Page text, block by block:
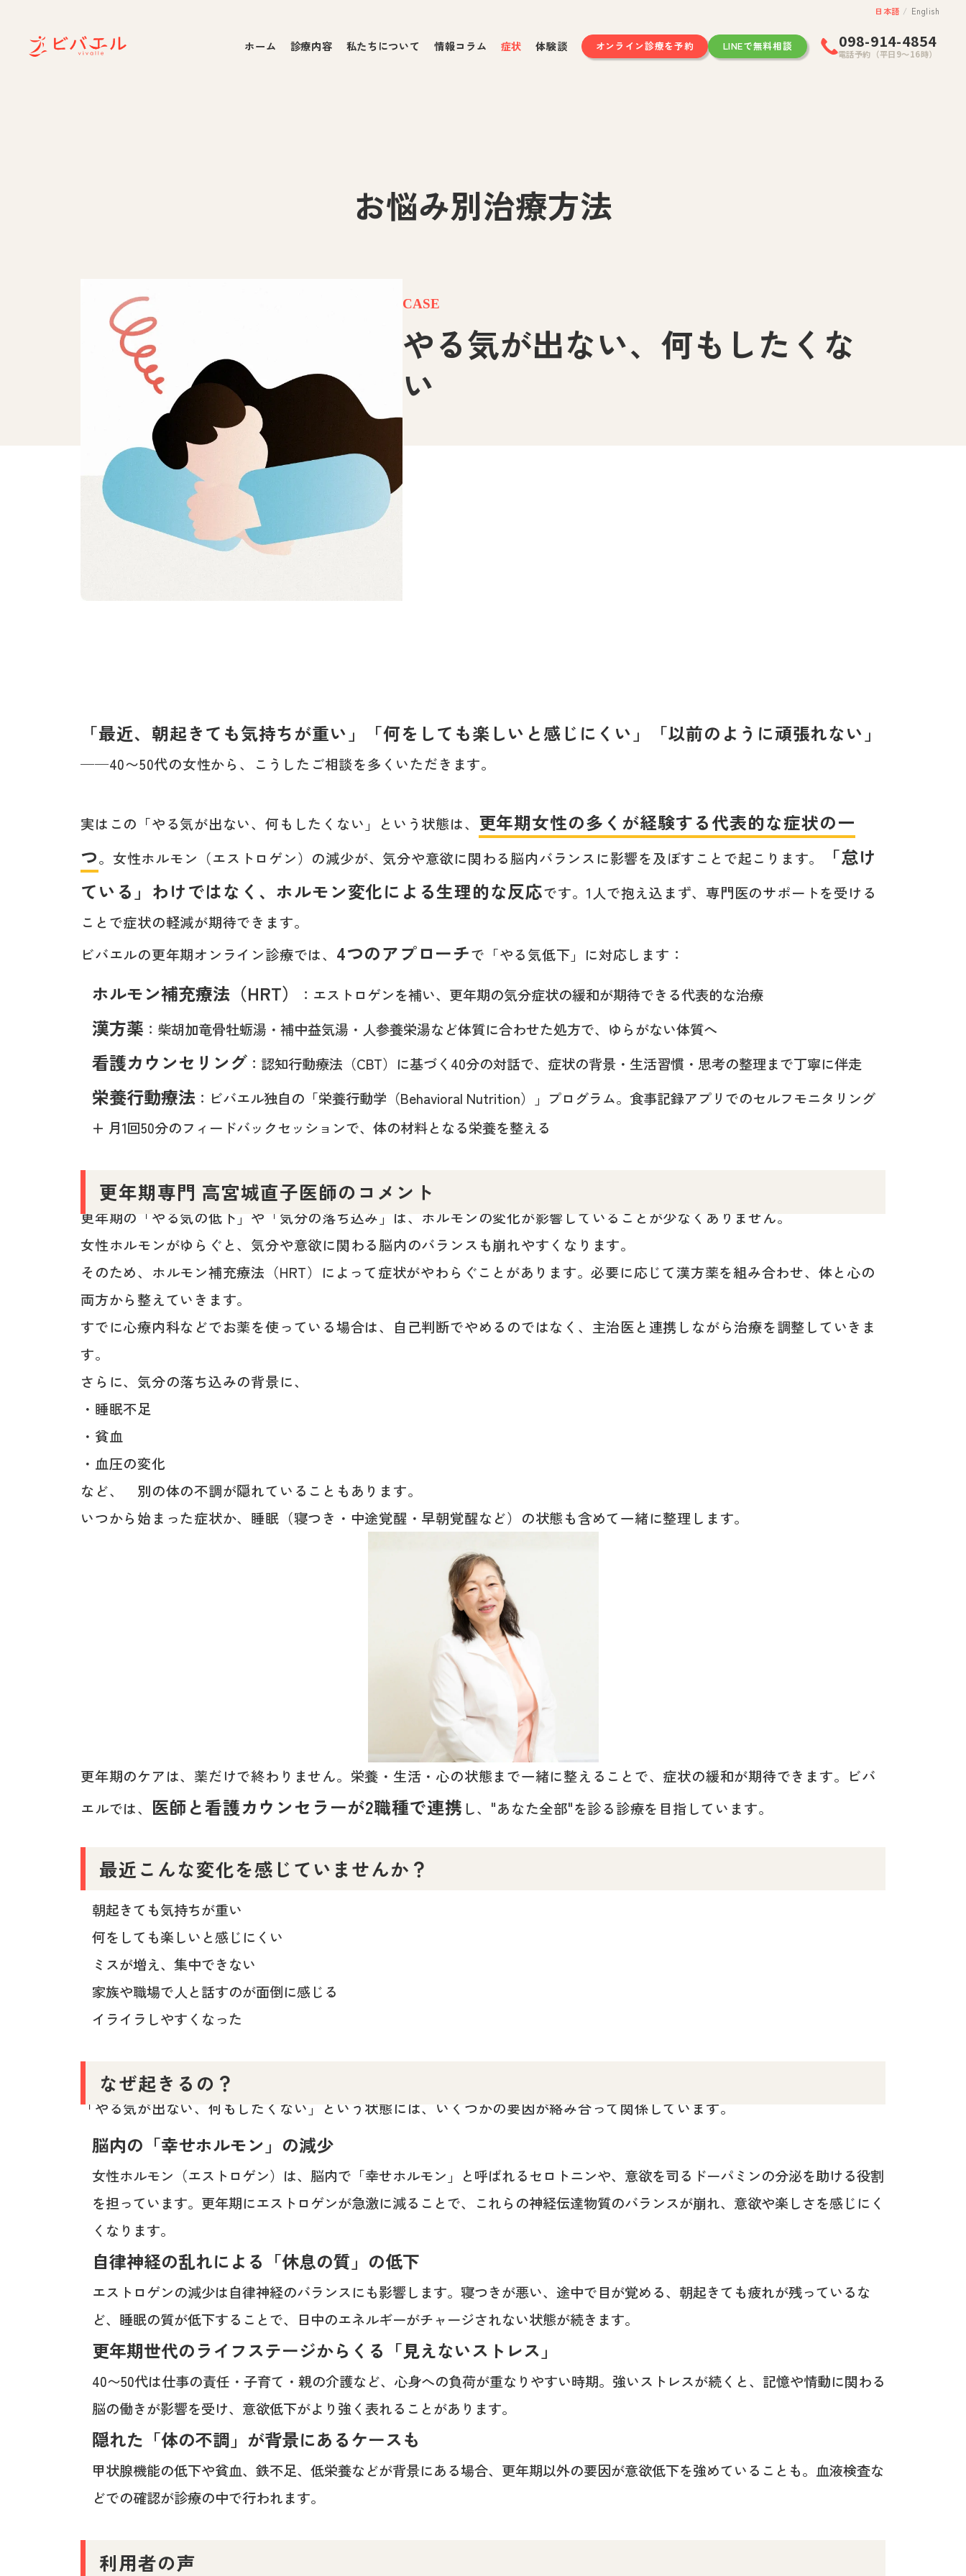
日本語 / English
ホーム 診療内容 私たちについて 情報コラム 症状 体験談 オンライン診療を予約 LINEで無料相談 098-914-4854
電話予約（平日9〜16時）
お悩み別治療方法
CASE
やる気が出ない、何もしたくな
い
「最近、朝起きても気持ちが重い」「何をしても楽しいと感じにくい」「以前のように頑張れない」
——40〜50代の女性から、こうしたご相談を多くいただきます。
実はこの「やる気が出ない、何もしたくない」という状態は、 更年期女性の多くが経験する代表的な症状の一
つ。女性ホルモン（エストロゲン）の減少が、気分や意欲に関わる脳内バランスに影響を及ぼすことで起こります。
「怠け
ている」わけではなく、ホルモン変化による生理的な反応です。1人で抱え込まず、専門医のサポートを受ける
ことで症状の軽減が期待できます。
ビバエルの更年期オンライン診療では、 4つのアプローチで「やる気低下」に対応します：
ホルモン補充療法（HRT） ：エストロゲンを補い、更年期の気分症状の緩和が期待できる代表的な治療
漢方薬 ：柴胡加竜骨牡蛎湯・補中益気湯・人参養栄湯など体質に合わせた処方で、ゆらがない体質へ
看護カウンセリング ：認知行動療法（CBT）に基づく40分の対話で、症状の背景・生活習慣・思考の整理まで丁寧に伴走
栄養行動療法 ：ビバエル独自の「栄養行動学（Behavioral Nutrition）」プログラム。食事記録アプリでのセルフモニタリング
+ 月1回50分のフィードバックセッションで、体の材料となる栄養を整える
更年期専門 高宮城直子医師のコメント
更年期の「やる気の低下」や「気分の落ち込み」は、ホルモンの変化が影響していることが少なくありません。
女性ホルモンがゆらぐと、気分や意欲に関わる脳内のバランスも崩れやすくなります。
そのため、ホルモン補充療法（HRT）によって症状がやわらぐことがあります。必要に応じて漢方薬を組み合わせ、体と心の
両方から整えていきます。
すでに心療内科などでお薬を使っている場合は、自己判断でやめるのではなく、主治医と連携しながら治療を調整していきま
す。
さらに、気分の落ち込みの背景に、
・睡眠不足
・貧血
・血圧の変化
など、 別の体の不調が隠れていることもあります。
いつから始まった症状か、睡眠（寝つき・中途覚醒・早朝覚醒など）の状態も含めて一緒に整理します。
更年期のケアは、薬だけで終わりません。栄養・生活・心の状態まで一緒に整えることで、症状の緩和が期待できます。ビバ
エルでは、 医師と看護カウンセラーが2職種で連携 し、"あなた全部"を診る診療を目指しています。
最近こんな変化を感じていませんか？
朝起きても気持ちが重い
何をしても楽しいと感じにくい
ミスが増え、集中できない
家族や職場で人と話すのが面倒に感じる
イライラしやすくなった
なぜ起きるの？
「やる気が出ない、何もしたくない」という状態には、いくつかの要因が絡み合って関係しています。
脳内の「幸せホルモン」の減少
女性ホルモン（エストロゲン）は、脳内で「幸せホルモン」と呼ばれるセロトニンや、意欲を司るドーパミンの分泌を助ける役割
を担っています。更年期にエストロゲンが急激に減ることで、これらの神経伝達物質のバランスが崩れ、意欲や楽しさを感じにく
くなります。
自律神経の乱れによる「休息の質」の低下
エストロゲンの減少は自律神経のバランスにも影響します。寝つきが悪い、途中で目が覚める、朝起きても疲れが残っているな
ど、睡眠の質が低下することで、日中のエネルギーがチャージされない状態が続きます。
更年期世代のライフステージからくる「見えないストレス」
40〜50代は仕事の責任・子育て・親の介護など、心身への負荷が重なりやすい時期。強いストレスが続くと、記憶や情動に関わる
脳の働きが影響を受け、意欲低下がより強く表れることがあります。
隠れた「体の不調」が背景にあるケースも
甲状腺機能の低下や貧血、鉄不足、低栄養などが背景にある場合、更年期以外の要因が意欲低下を強めていることも。血液検査な
どでの確認が診療の中で行われます。
利用者の声